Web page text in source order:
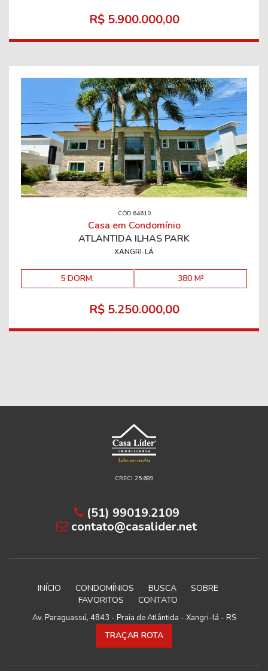
R$ 5.900.000,00
CÓD 64610
Casa em Condomínio
ATLÂNTIDA ILHAS PARK
XANGRI-LÁ
5 DORM. 380 M²
R$ 5.250.000,00
CRECI 25.689
(51) 99019.2109
contato@casalider.net
INÍCIO CONDOMÍNIOS BUSCA
SOBRE
FAVORITOS
CONTATO
Av. Paraguassú, 4843 - Praia de Atlântida - Xangri-lá - RS
TRAÇAR ROTA